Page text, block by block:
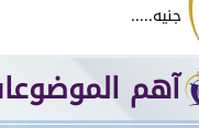
جنيه.....
آهم